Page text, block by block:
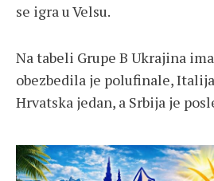
se igra u Velsu.
Na tabeli Grupe B Ukrajina
obezbedila je polufinale,
Hrvatska jedan, a Srbija je